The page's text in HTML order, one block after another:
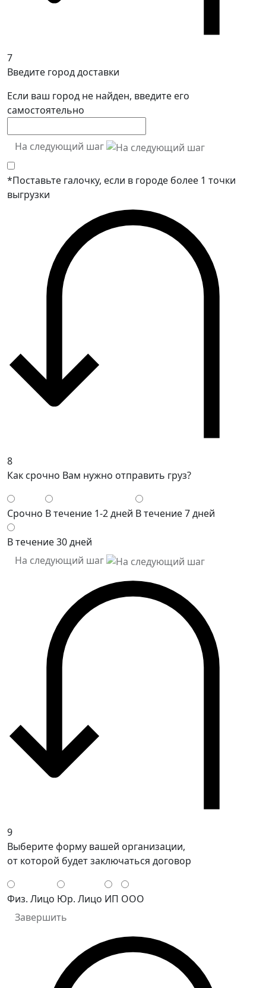
7
Введите город доставки
Если ваш город не найден, введите его
самостоятельно
На следующий шаг
*Поставьте галочку, если в городе более 1 точки
выгрузки
8
Как срочно Вам нужно отправить груз?
Срочно В течение 1-2 дней В течение 7 дней
В течение 30 дней
На следующий шаг
9
Выберите форму вашей организации,
от которой будет заключаться договор
Физ. Лицо Юр. Лицо ИП ООО
Завершить